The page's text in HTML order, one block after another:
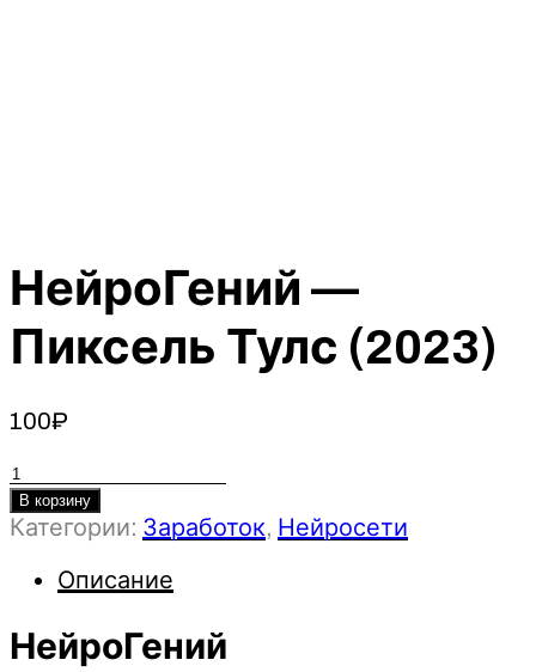
НейроГений —
Пиксель Тулс (2023)
100₽
Количество
товара
НейроГений
Пиксель
(2023)
В корзину
Категории: Заработок, Нейросети
Описание
НейроГений